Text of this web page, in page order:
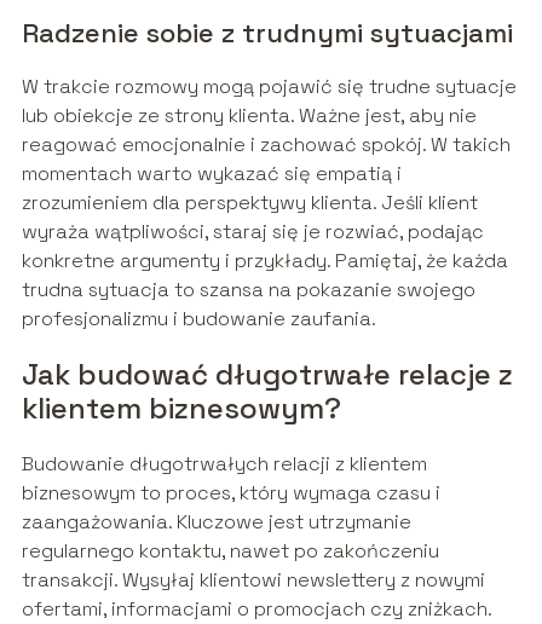
Radzenie sobie z trudnymi sytuacjami
W trakcie rozmowy mogą pojawić się trudne sytuacje
lub obiekcje ze strony klienta. Ważne jest, aby nie
reagować emocjonalnie i zachować spokój. W takich
momentach warto wykazać się empatią i
zrozumieniem dla perspektywy klienta. Jeśli klient
wyraża wątpliwości, staraj się je rozwiać, podając
konkretne argumenty i przykłady. Pamiętaj, że każda
trudna sytuacja to szansa na pokazanie swojego
profesjonalizmu i budowanie zaufania.
Jak budować długotrwałe relacje z
klientem biznesowym?
Budowanie długotrwałych relacji z klientem
biznesowym to proces, który wymaga czasu i
zaangażowania. Kluczowe jest utrzymanie
regularnego kontaktu, nawet po zakończeniu
transakcji. Wysyłaj klientowi newslettery z nowymi
ofertami, informacjami o promocjach czy zniżkach.